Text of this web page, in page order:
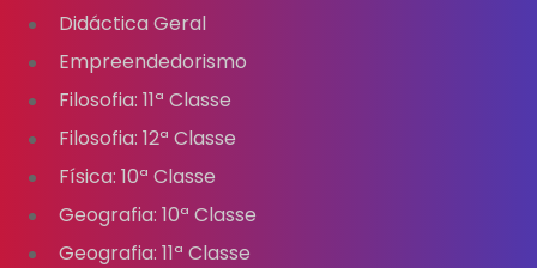
Didáctica Geral
Empreendedorismo
Filosofia: 11ª Classe
Filosofia: 12ª Classe
Física: 10ª Classe
Geografia: 10ª Classe
Geografia: 11ª Classe